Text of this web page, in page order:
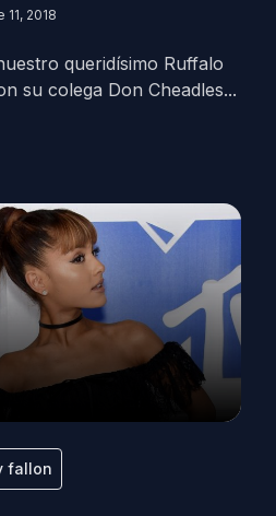
11, 2018
queridísimo Ruffalo
su colega Don Cheadles...
fallon